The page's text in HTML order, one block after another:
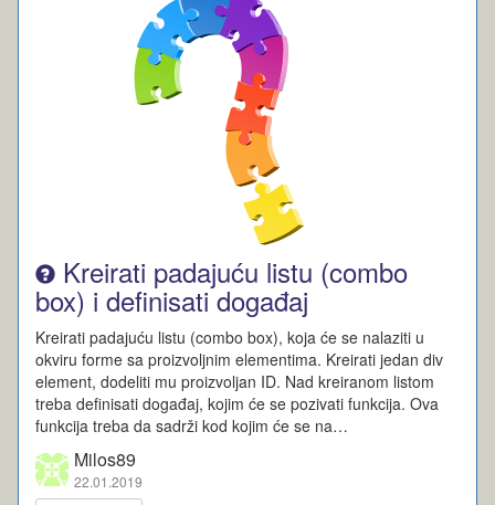
Kreirati padajuću listu (combo
box) i definisati događaj
Kreirati padajuću listu (combo box), koja će se nalaziti u
okviru forme sa proizvoljnim elementima. Kreirati jedan div
element, dodeliti mu proizvoljan ID. Nad kreiranom listom
treba definisati događaj, kojim će se pozivati funkcija. Ova
funkcija treba da sadrži kod kojim će se na…
Milos89
22.01.2019